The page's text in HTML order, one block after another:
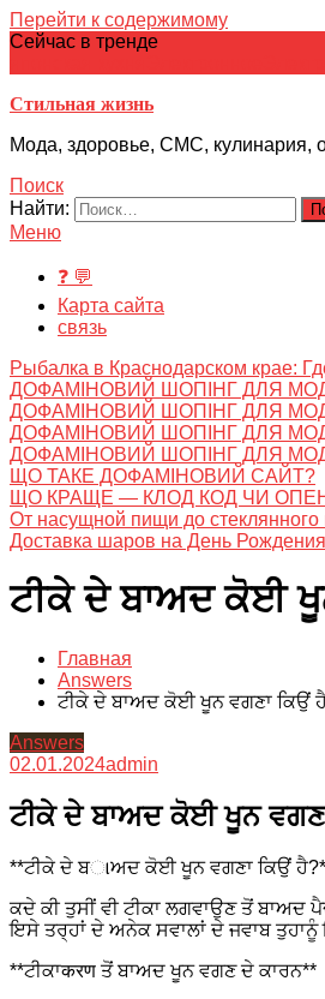
Перейти к содержимому
Сейчас в тренде
Стильная жизнь
Мода, здоровье, СМС, кулинария,
Поиск
Найти:
Меню
❓ 💬
Карта сайта
связь
Рыбалка в Краснодарском крае:
ДОФАМІНОВИЙ ШОПІНГ ДЛЯ
ДОФАМІНОВИЙ ШОПІНГ ДЛЯ
ДОФАМІНОВИЙ ШОПІНГ ДЛЯ
ДОФАМІНОВИЙ ШОПІНГ ДЛЯ
ЩО ТАКЕ ДОФАМІНОВИЙ САЙТ?
ЩО КРАЩЕ — КЛОД КОД ЧИ
От насущной пищи до стеклянного
Доставка шаров на День
ਟੀਕੇ ਦੇ ਬਾਅਦ ਕੋਈ
Главная
Answers
ਟੀਕੇ ਦੇ ਬਾਅਦ ਕੋਈ ਖੂਨ ਵਗਣਾ ਕਿਉਂ
Answers
02.01.2024admin
ਟੀਕੇ ਦੇ ਬਾਅਦ ਕੋਈ ਖੂਨ
**ਟੀਕੇ ਦੇ ਬાਅਦ ਕੋਈ ਖੂਨ ਵਗਣਾ ਕਿਉਂ
ਕਦੇ ਕੀ ਤੁਸੀਂ ਵੀ ਟੀਕਾ ਲਗਵਾਉਣ ਤੋਂ ਬਾਅਦ
ਇਸੇ ਤਰ੍ਹਾਂ ਦੇ ਅਨੇਕ ਸਵਾਲਾਂ ਦੇ ਜਵਾਬ
**ਟੀਕਾकरण ਤੋਂ ਬਾਅਦ ਖੂਨ ਵਗਣ ਦੇ ਕਾਰਨ**